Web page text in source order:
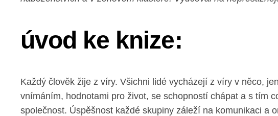
úvod ke knize:
Každý člověk žije z víry. Všichni lidé vycházejí z víry v něco,
vnímáním, hodnotami pro život, se schopností chápat a s tím
společnost. Úspěšnost každé skupiny záleží na komunikaci